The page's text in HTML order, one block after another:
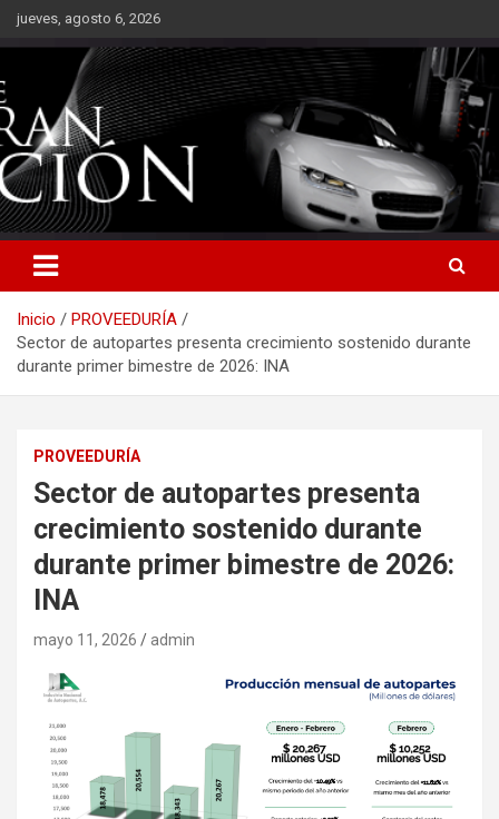
Saltarjueves, agosto 6, 2026
Inicio
PROVEEDURÍA
Sector de autopartes presenta crecimiento sostenido durante
durante primer bimestre de 2026: INA
PROVEEDURÍA
Sector de autopartes presenta
crecimiento sostenido durante
durante primer bimestre de 2026:
INA
mayo 11, 2026 admin